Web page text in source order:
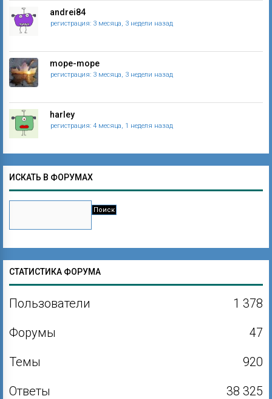
andrei84
регистрация: 3 месяца, 3 недели назад
mope-mope
регистрация: 3 месяца, 3 недели назад
harley
регистрация: 4 месяца, 1 неделя назад
ИСКАТЬ В ФОРУМАХ
СТАТИСТИКА ФОРУМА
Пользователи
1 378
Форумы
47
Темы
920
Ответы
38 325